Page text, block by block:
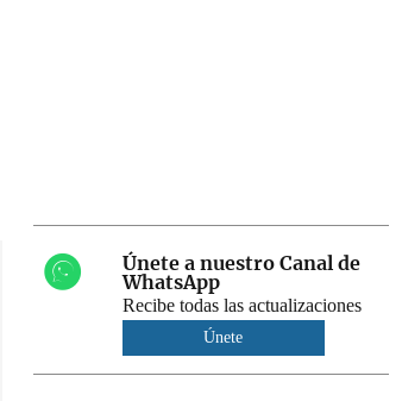
Únete a nuestro Canal de
WhatsApp
Recibe todas las actualizaciones
Únete